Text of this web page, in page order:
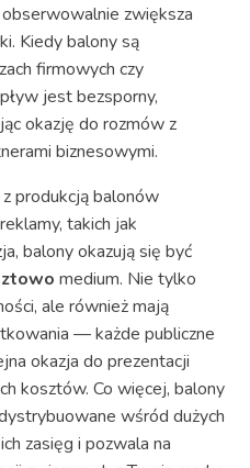
zwiększa
Kiedy balony są
firmowych czy
jest bezsporny,
okazję do rozmów z
biznesowymi.
produkcją balonów
takich jak
balony okazują się być
medium. Nie tylko
ale również mają
— każde publiczne
okazja do prezentacji
kosztów. Co więcej, balony
wśród dużych
zasięg i pozwala na